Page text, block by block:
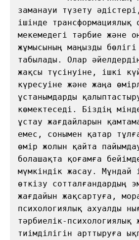
заманауи түзету
ішінде трансформациялық
мекемедегі тәрбие және
жұмысының маңызды
табылады. Олар
жақсы түсінуіне, ішкі
күресуіне және жаңа
ұстанымдарды
көмектеседі. Біздің
ұстау жағдайларын
емес, сонымен қатар
өмір жолын қайта
болашақта қоғамға
мүмкіндік жасау. Мұндай
өткізу сотталғандардың
жағдайын жақсартуға,
психологиялық ахуалды
тәрбиелік-психологиялық
тиімділігін арттыруға